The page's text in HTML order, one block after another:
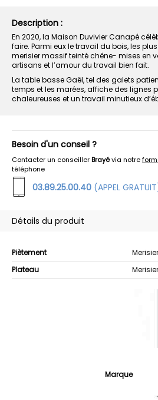
Description :
En 2020, la Maison Duvivier Canapé
faire. Parmi eux le travail du bois, les
merisier massif teinté chêne- mises en
artisans et l’amour du travail bien fait.
La table basse Gaël, tel des galets
temps et les marées, affiche des lignes
chaleureuses et un travail minutieux
Besoin d'un conseil ?
Contacter un conseillerBrayévia notre
téléphone
03.89.25.00.40 (APPEL
Détails du produit
Piètement
Plateau
Marque